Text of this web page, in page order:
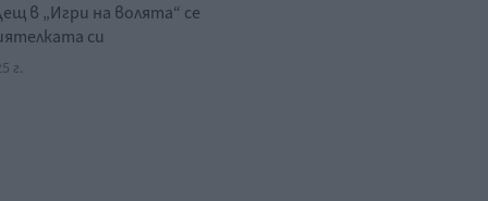
в „Игри на волята“ се
си
г.